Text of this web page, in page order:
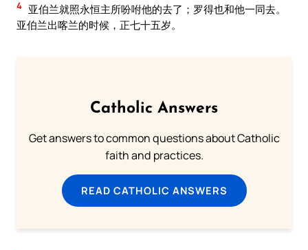
4 亚伯兰就照永恒主所吩咐他的去了；罗得也和他一同去。
亚伯兰出喀兰的时候，正七十五岁。
Catholic Answers
Get answers to common questions about Catholic
faith and practices.
READ CATHOLIC ANSWERS